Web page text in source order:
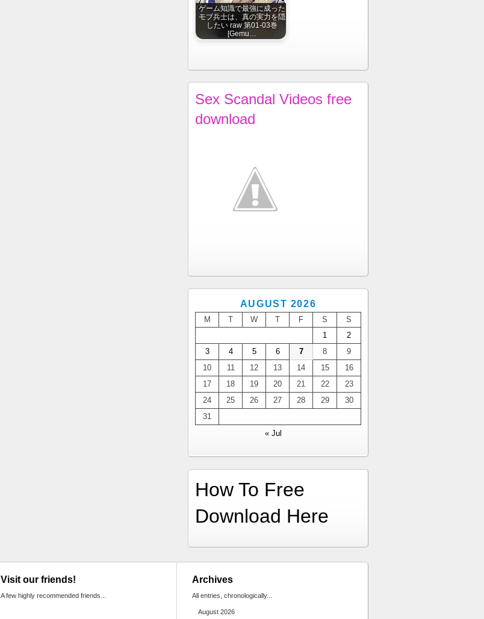
ゲーム知識で最強に成った
モブ兵士は、真の実力を隠
したい raw 第01-03巻
[Gemu…
Sex Scandal Videos free
download
AUGUST 2026
M T W T F S
S
1
2
3
4 5 6 7 8
9
10
11 12 13 14 15
16
17
18 19 20 21 22
23
24
25 26 27 28 29
30
31
« Jul
How To Free
Download Here
Visit our friends!
A few highly recommended friends...
Archives
All entries, chronologically...
August 2026